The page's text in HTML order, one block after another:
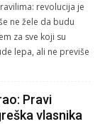
revolucija je
ne žele da budu
za sve koji su
lepa, ali ne previše
Pravi
vlasnika